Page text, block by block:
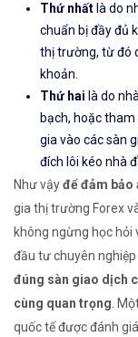
Thứ nhất là do
chuẩn bị đầy đủ
thị trường, từ đó
khoản.
Thứ hai là do
bạch, hoặc
gia vào các sàn
đích lôi kéo nhà
Như vậyđể đảm bảo
gia thị trường Forex
không ngừng học
đầu tư chuyên
đúng sàn giao dịch
cùng quan trọng.
quốc tế được đánh